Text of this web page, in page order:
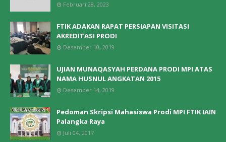
Februari 28, 2023
FTIK ADAKAN RAPAT PERSIAPAN VISITASI
AKREDITASI PRODI
Desember 10, 2019
UJIAN MUNAQASYAH PERDANA PRODI MPI ATAS
NAMA HUSNUL ANGKATAN 2015
Desember 14, 2019
Pedoman Skripsi Mahasiswa Prodi MPI FTIK IAIN
Palangka Raya
Juli 04, 2017